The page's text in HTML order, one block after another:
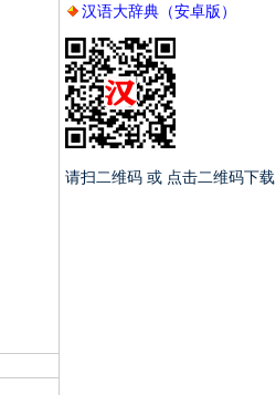
汉语大辞典（安卓版）
请扫二维码 或 点击二维码下载